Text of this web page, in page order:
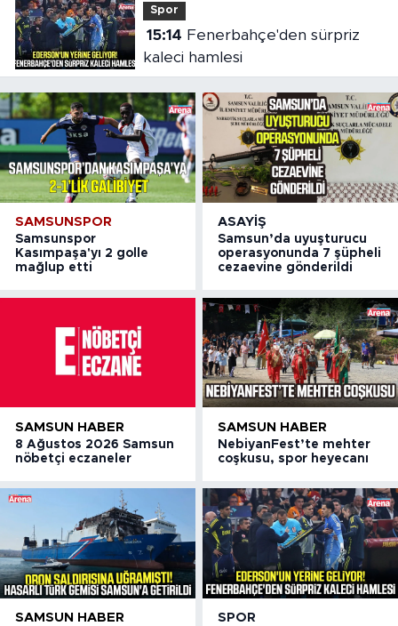
Spor
15:14
kaleci hamlesi
SAMSUNSPOR
Samsunspor
Kasımpaşa'yı 2 golle
mağlup etti
ASAYIŞ
Samsun’da uyuşturucu
operasyonunda 7 şüpheli
cezaevine gönderildi
SAMSUN HABER
8 Ağustos 2026 Samsun
nöbetçi eczaneler
SAMSUN HABER
NebiyanFest’te mehter
coşkusu, spor heyecanı
SAMSUN HABER SPOR